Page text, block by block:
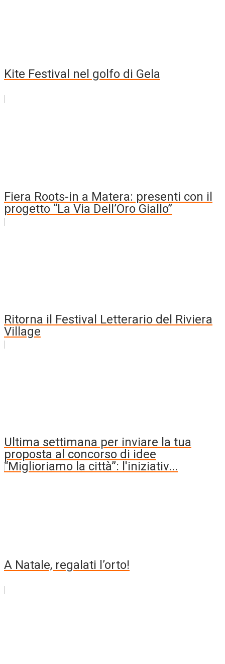
Kite Festival nel golfo di Gela
Fiera Roots-in a Matera: presenti con il
progetto “La Via Dell’Oro Giallo”
Ritorna il Festival Letterario del Riviera
Village
Ultima settimana per inviare la tua
proposta al concorso di idee
“Miglioriamo la città”: l'iniziativ...
A Natale, regalati l’orto!